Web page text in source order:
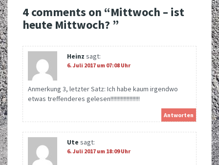
4 comments on “Mittwoch – ist
heute Mittwoch? ”
Heinz sagt:
6. Juli 2017 um 07:08 Uhr
Anmerkung 3, letzter Satz: Ich habe kaum irgendwo
etwas treffenderes gelesen!!!!!!!!!!!!!!!!!!!!
Antworten
Ute sagt:
6. Juli 2017 um 18:09 Uhr